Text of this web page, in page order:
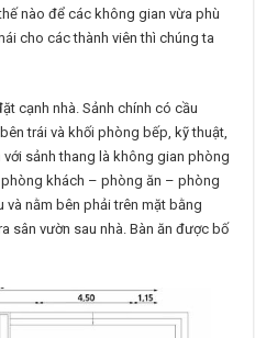
nào để các không gian vừa phù
cho các thành viên thì chúng ta
cạnh nhà. Sảnh chính có cầu
trái và khối phòng bếp, kỹ thuật,
sảnh thang là không gian phòng
khách – phòng ăn – phòng
và nằm bên phải trên mặt bằng
sân vườn sau nhà. Bàn ăn được bố